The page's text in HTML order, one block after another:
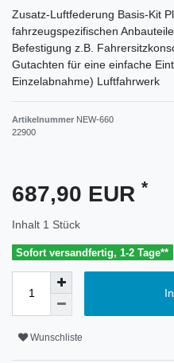
Zusatz-Luftfederung Basis-Kit
fahrzeugspezifischen
Befestigung z.B.
Gutachten für eine einfache
Einzelabnahme) Luftfahrwerk
Artikelnummer NEW-660
22900
687,90 EUR *
Inhalt 1 Stück
Sofort versandfertig, 1-2 Tage**
Wunschliste